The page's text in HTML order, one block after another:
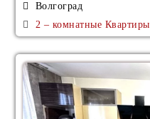
Волгоград
2 – комнатные Квартиры